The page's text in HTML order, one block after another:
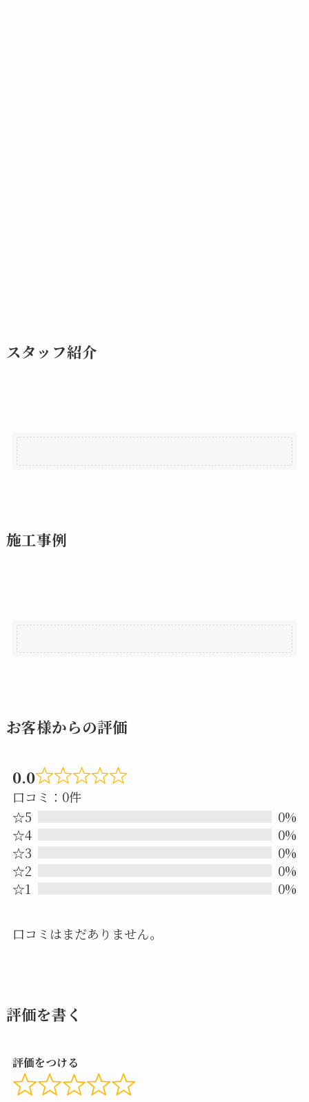
スタッフ紹介
施工事例
お客様からの評価
0.0
Rated
口コミ：0件
☆5
0%
☆4
0%
☆3
0%
☆2
0%
☆1
0%
口コミはまだありません。
評価を書く
評価をつける